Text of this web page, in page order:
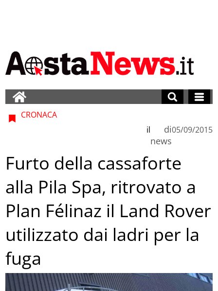
CRONACA
di
news
il 05/09/2015
Furto della cassaforte
alla Pila Spa, ritrovato a
Plan Félinaz il Land Rover
utilizzato dai ladri per la
fuga